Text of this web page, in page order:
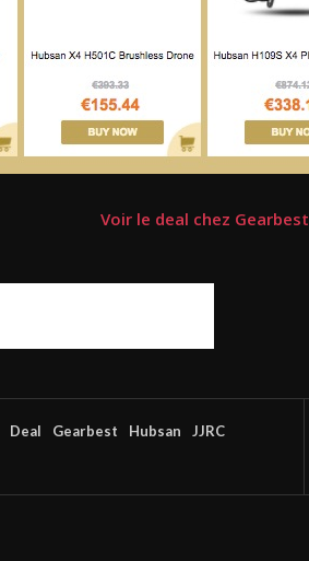
Voir le deal chez Gearbest
Deal Gearbest Hubsan
JJRC